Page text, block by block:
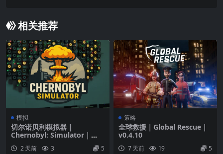
相关推荐
模拟
切尔诺贝利模拟器｜
Chernobyl: Simulator｜
2 天前 3 5
策略
全球救援｜Global Rescue｜
v0.4.10
7 天前 19 5